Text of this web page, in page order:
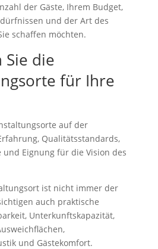
der Gäste, Ihrem Budget,
und der Art des
schaffen möchten.
Sie die
für Ihre
auf der
Qualitätsstandards,
und Eignung für die Vision des
ist nicht immer der
auch praktische
Unterkunftskapazität,
und Gästekomfort.